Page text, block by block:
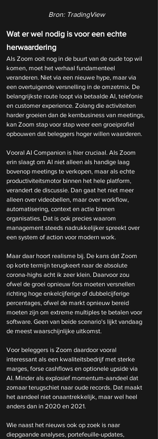
Bron: TradingView
Wat er wel nodig is voor een echte
herwaardering
Als Zoom ooit nog in de buurt van de oude top wil
komen, moet het verhaal fundamenteel
veranderen. Niet via een nieuwe hype, maar via
een overtuigende versnelling in de omzetmix. De
belangrijkste route loopt via betaalde AI, telefonie
en customer experience. Zolang die activiteiten
harder groeien dan de kernbusiness van meetings,
kan Zoom stap voor stap weer een groeiprofiel
opbouwen dat beleggers hoger willen waarderen.
Vooral AI Companion is hier cruciaal. Als Zoom
erin slaagt om AI niet alleen als handige laag
bovenop meetings te verkopen, maar als echte
productiviteitsmotor binnen het hele platform,
verandert de discussie. Dan gaat het niet meer
alleen over videobellen, maar over workflow,
automatisering, context en actie binnen
organisaties. Dat is ook precies waarom
management steeds nadrukkelijker spreekt over
een system of action voor modern work.
Maar daar hoort realisme bij. De kans dat Zoom
op korte termijn terugkeert naar de absolute
corona-highs acht ik zeer klein. Daarvoor zou
ofwel de groei opnieuw fors moeten versnellen
richting hoge enkelcijferige of dubbelcijferige
percentages, ofwel de markt opnieuw bereid
moeten zijn om extreme multiples te betalen voor
software. Geen van beide scenario's lijkt vandaag
de meest waarschijnlijke uitkomst.
Voor beleggers is Zoom daardoor vooral
interessant als een kwaliteitsbedrijf met sterke
marges, forse cashflows en optionele upside via
AI. Minder als explosief momentum-aandeel dat
zomaar terugschiet naar oude records. Dat maakt
het aandeel niet onaantrekkelijk, maar wel heel
anders dan in 2020 en 2021.
Wie naast het nieuws ook op zoek is naar
diepgaande analyses, portefeuille-updates,